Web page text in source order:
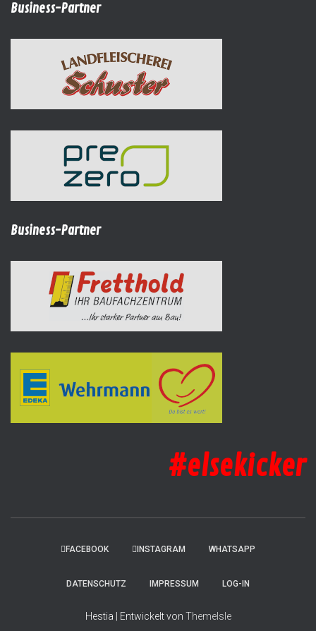
Business-Partner
Business-Partner
#elsekicker
FACEBOOK INSTAGRAM WHATSAPP
DATENSCHUTZ IMPRESSUM LOG-IN
Hestia | Entwickelt von ThemeIsle